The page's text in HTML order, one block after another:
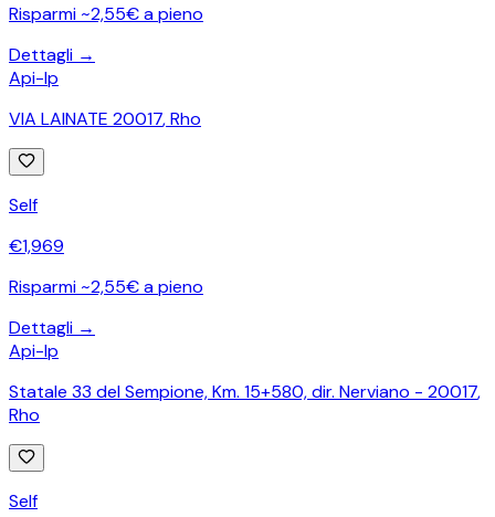
Risparmi ~2,55€ a pieno
Dettagli →
Api-Ip
VIA LAINATE 20017,Rho
Self
€1,969
Risparmi ~2,55€ a pieno
Dettagli →
Api-Ip
Statale 33 del Sempione, Km. 15+580, dir. Nerviano - 20017,
Rho
Self